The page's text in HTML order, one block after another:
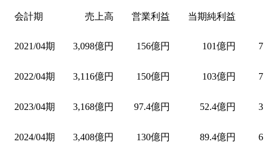
会計期 売上高 営業利益 当期純利益
2021/04期 3,098億円 156億円 101億円
2022/04期 3,116億円 150億円 103億円
2023/04期 3,168億円 97.4億円 52.4億円
2024/04期 3,408億円 130億円 89.4億円